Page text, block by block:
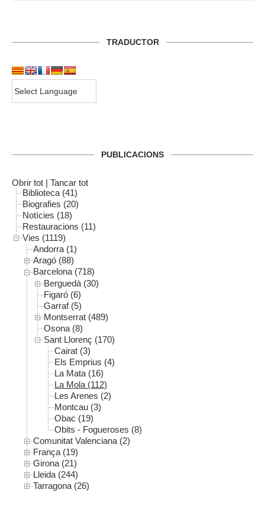
TRADUCTOR
PUBLICACIONS
Obrir tot | Tancar tot
Biblioteca (41)
Biografies (20)
Notícies (18)
Restauracions (11)
Vies (1119)
Andorra (1)
Aragó (88)
Barcelona (718)
Berguedà (30)
Figaró (6)
Garraf (5)
Montserrat (489)
Osona (8)
Sant Llorenç (170)
Cairat (3)
Els Emprius (4)
La Mata (16)
La Mola (112)
Les Arenes (2)
Montcau (3)
Obac (19)
Obits - Fogueroses (8)
Comunitat Valenciana (2)
França (19)
Girona (21)
Lleida (244)
Tarragona (26)